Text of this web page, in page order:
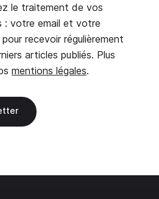
le traitement de vos
: votre email et votre
recevoir régulièrement
articles publiés. Plus
mentions légales.